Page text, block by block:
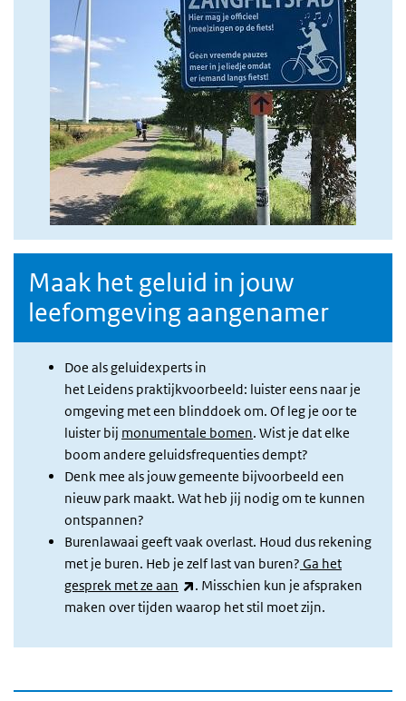
Maak het geluid in jouw
leefomgeving aangenamer
Doe als geluidexperts in
het Leidens praktijkvoorbeeld: luister eens naar je
omgeving met een blinddoek om. Of leg je oor te
luister bij monumentale bomen. Wist je dat elke
boom andere geluidsfrequenties dempt?
Denk mee als jouw gemeente bijvoorbeeld een
nieuw park maakt. Wat heb jij nodig om te kunnen
ontspannen?
Burenlawaai geeft vaak overlast. Houd dus rekening
met je buren. Heb je zelf last van buren? Ga het
gesprek met ze aan
(externe link)
. Misschien kun je afspraken
maken over tijden waarop het stil moet zijn.